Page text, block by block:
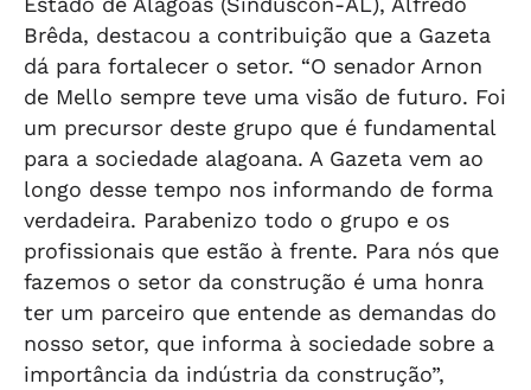
Brêda, destacou a contribuição que a Gazeta
dá para fortalecer o setor. “O senador Arnon
de Mello sempre teve uma visão de futuro. Foi
um precursor deste grupo que é fundamental
para a sociedade alagoana. A Gazeta vem ao
longo desse tempo nos informando de forma
verdadeira. Parabenizo todo o grupo e os
profissionais que estão à frente. Para nós que
fazemos o setor da construção é uma honra
ter um parceiro que entende as demandas do
nosso setor, que informa à sociedade sobre a
importância da indústria da construção”,